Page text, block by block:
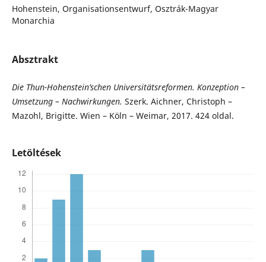
Hohenstein, Organisationsentwurf, Osztrák-Magyar
Monarchia
Absztrakt
Die Thun-Hohenstein’schen Universitätsreformen. Konzeption –
Umsetzung – Nachwirkungen. Szerk. Aichner, Christoph –
Mazohl, Brigitte. Wien – Köln – Weimar, 2017. 424 oldal.
Letöltések